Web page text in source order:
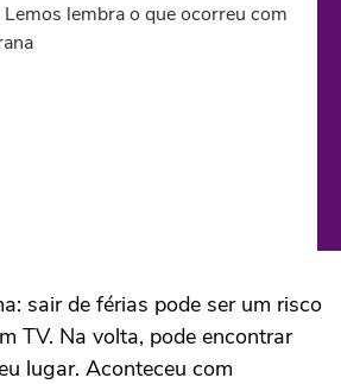
lembra o que ocorreu com
sair de férias pode ser um risco
TV. Na volta, pode encontrar
lugar. Aconteceu com